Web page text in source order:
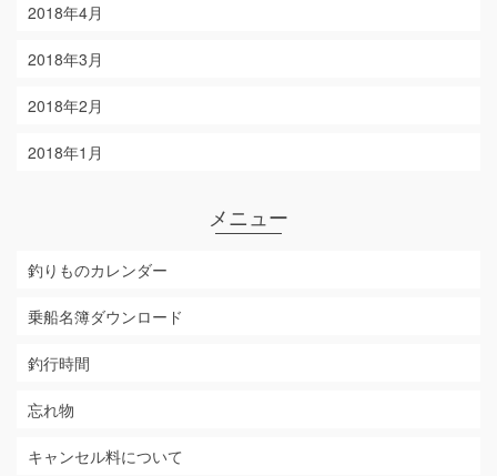
2018年4月
2018年3月
2018年2月
2018年1月
メニュー
釣りものカレンダー
乗船名簿ダウンロード
釣行時間
忘れ物
キャンセル料について